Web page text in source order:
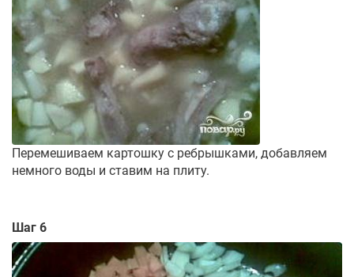
Перемешиваем картошку с ребрышками, добавляем
немного воды и ставим на плиту.
Шаг 6